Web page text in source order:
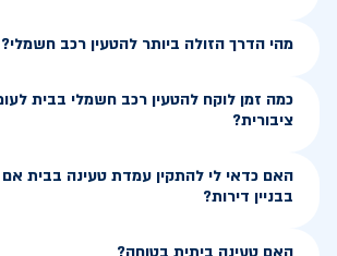
מהי הדרך הזולה ביותר להטעין רכב חשמלי?
כמה זמן לוקח להטעין רכב חשמלי בבית
ציבורית?
האם כדאי לי להתקין עמדת טעינה בבית אם
בבניין דירות?